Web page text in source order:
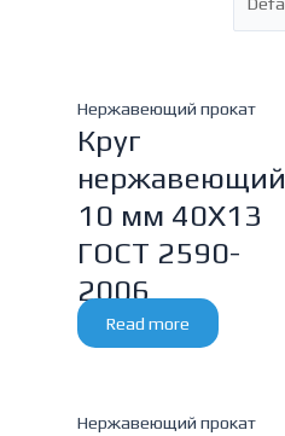
Нержавеющий прокат
Круг
нержавеющий
10 мм 40Х13
ГОСТ 2590-
2006
Read more
Нержавеющий прокат